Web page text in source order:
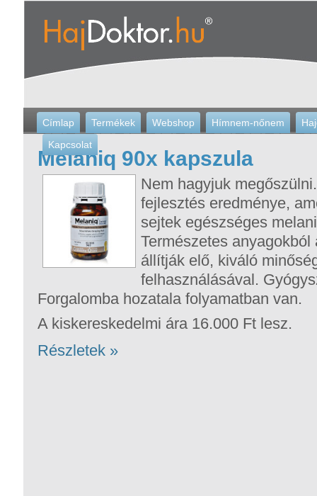
Címlap Termékek Webshop Hímnem-nőnem
Kapcsolat
Melaniq 90x kapszula
Nem hagyjuk
fejlesztés eredménye,
sejtek egészséges
Természetes
állítják elő, kiváló
felhasználásával.
Forgalomba hozatala folyamatban van.
A kiskereskedelmi ára 16.000 Ft lesz.
Részletek »